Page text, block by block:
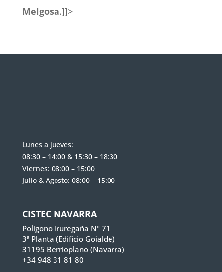
Melgosa.]]>
Lunes a jueves:
08:30 – 14:00 & 15:30 – 18:30
Viernes: 08:00 – 15:00
Julio & Agosto: 08:00 – 15:00
CISTEC NAVARRA
Polígono Iruregaña Nº 71
3ª Planta (Edificio Goialde)
31195 Berrioplano (Navarra)
+34 948 31 81 80